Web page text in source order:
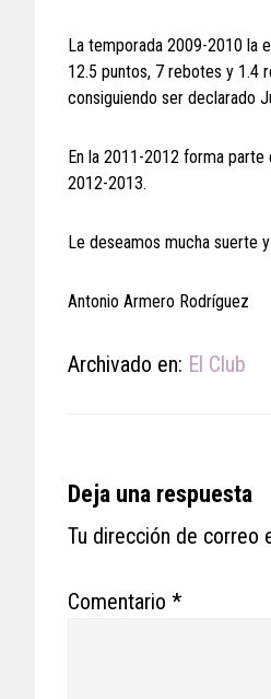
La temporada 2009-2010 la
12.5 puntos, 7 rebotes y 1.4
consiguiendo ser declarado
En la 2011-2012 forma
2012-2013.
Le deseamos mucha suerte
Antonio Armero Rodríguez
Archivado en: El Club
Reader
Interactions
Deja una respuesta
Tu dirección de correo
Comentario *